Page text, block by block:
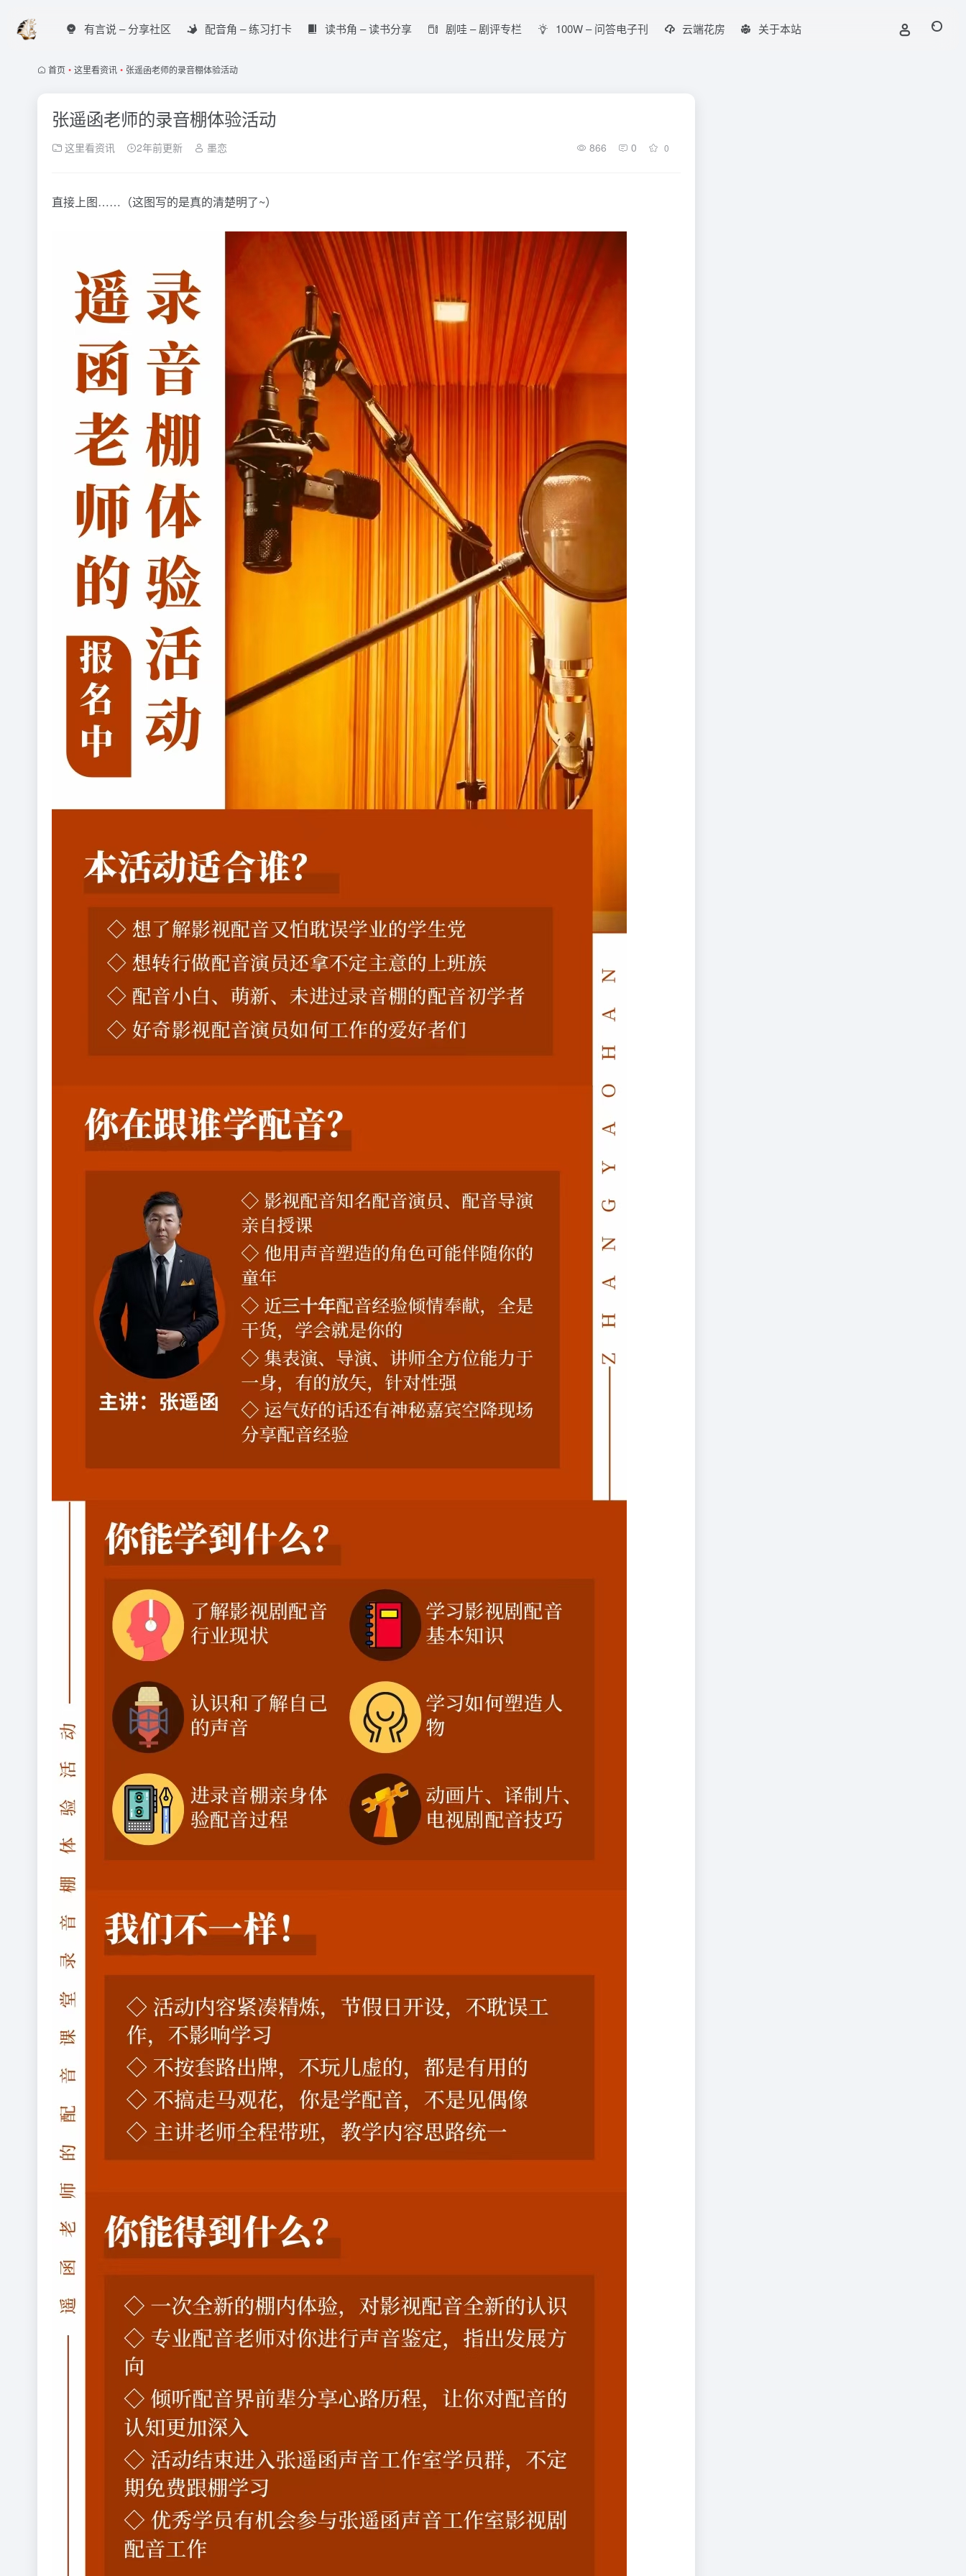
有言说 – 分享社区 配音角 – 练习打卡 读书角 – 读书分享 剧哇 – 剧评专栏 100W – 问答电子刊 云端花房 关于本站
首页 • 这里看资讯 • 张遥函老师的录音棚体验活动
张遥函老师的录音棚体验活动
这里看资讯 2年前更新 墨恋 866 0 0
直接上图……（这图写的是真的清楚明了~）